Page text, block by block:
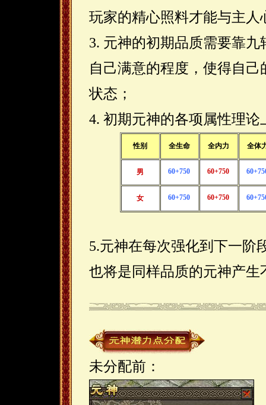
玩家的精心照料才能与主
3. 元神的初期品质需要靠
自己满意的程度，使得自
状态；
4. 初期元神的各项属性理
性别 全生命 全内力 全体
男 60+750 60+750
女 60+750 60+750
5.元神在每次强化到下一阶
也将是同样品质的元神产生
未分配前：